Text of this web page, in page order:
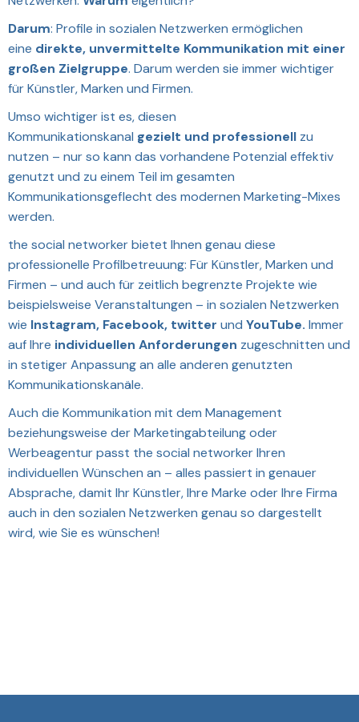
Darum: Profile in sozialen Netzwerken ermöglichen
eine direkte, unvermittelte Kommunikation mit einer
großen Zielgruppe. Darum werden sie immer wichtiger
für Künstler, Marken und Firmen.
Umso wichtiger ist es, diesen
Kommunikationskanal gezielt und professionell zu
nutzen – nur so kann das vorhandene Potenzial effektiv
genutzt und zu einem Teil im gesamten
Kommunikationsgeflecht des modernen Marketing-Mixes
werden.
the social networker bietet Ihnen genau diese
professionelle Profilbetreuung: Für Künstler, Marken und
Firmen – und auch für zeitlich begrenzte Projekte wie
beispielsweise Veranstaltungen – in sozialen Netzwerken
wie Instagram, Facebook, twitter und YouTube. Immer
auf Ihre individuellen Anforderungen zugeschnitten und
in stetiger Anpassung an alle anderen genutzten
Kommunikationskanäle.
Auch die Kommunikation mit dem Management
beziehungsweise der Marketingabteilung oder
Werbeagentur passt the social networker Ihren
individuellen Wünschen an – alles passiert in genauer
Absprache, damit Ihr Künstler, Ihre Marke oder Ihre Firma
auch in den sozialen Netzwerken genau so dargestellt
wird, wie Sie es wünschen!